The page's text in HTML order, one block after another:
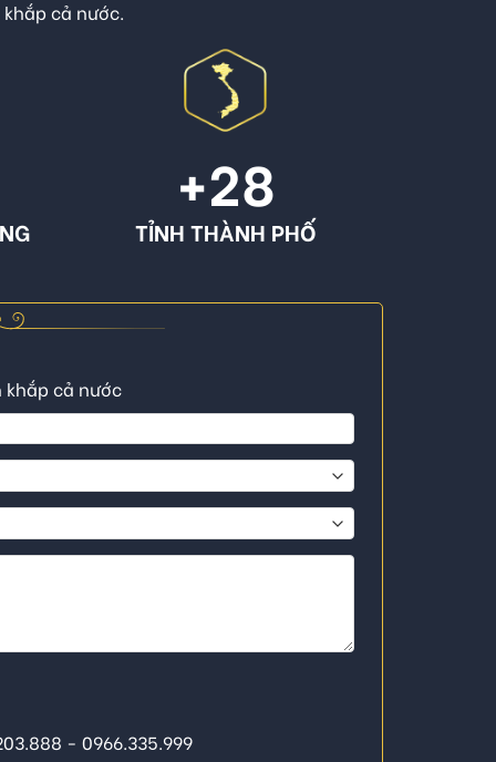
khắp cả nước.
+28
TỈNH THÀNH PHỐ
khắp cả nước
- 0966.335.999